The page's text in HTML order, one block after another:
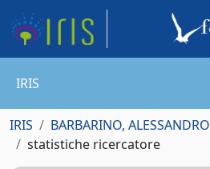
IRIS
IRIS
BARBARINO, ALESSANDRO
statistiche ricercatore